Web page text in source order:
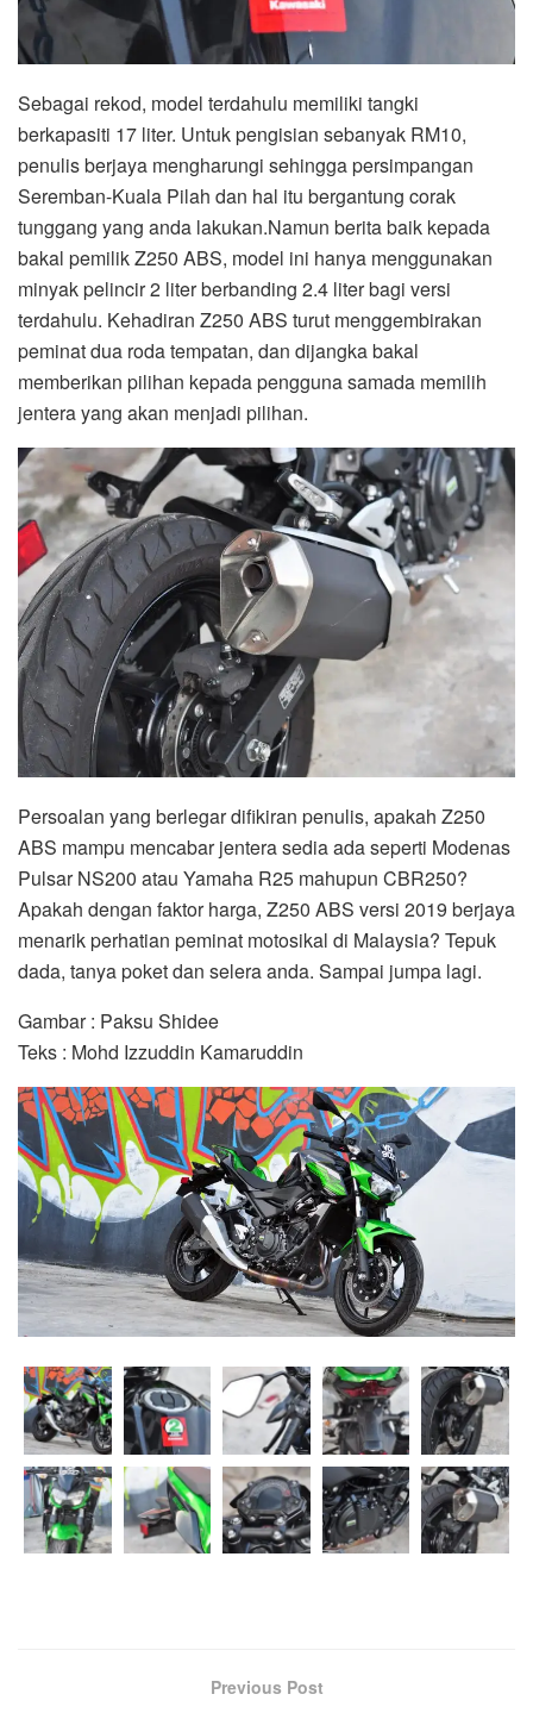
Sebagai rekod, model terdahulu memiliki tangki
berkapasiti 17 liter. Untuk pengisian sebanyak RM10,
penulis berjaya mengharungi sehingga persimpangan
Seremban-Kuala Pilah dan hal itu bergantung corak
tunggang yang anda lakukan.Namun berita baik kepada
bakal pemilik Z250 ABS, model ini hanya menggunakan
minyak pelincir 2 liter berbanding 2.4 liter bagi versi
terdahulu. Kehadiran Z250 ABS turut menggembirakan
peminat dua roda tempatan, dan dijangka bakal
memberikan pilihan kepada pengguna samada memilih
jentera yang akan menjadi pilihan.
Persoalan yang berlegar difikiran penulis, apakah Z250
ABS mampu mencabar jentera sedia ada seperti Modenas
Pulsar NS200 atau Yamaha R25 mahupun CBR250?
Apakah dengan faktor harga, Z250 ABS versi 2019 berjaya
menarik perhatian peminat motosikal di Malaysia? Tepuk
dada, tanya poket dan selera anda. Sampai jumpa lagi.
Gambar : Paksu Shidee
Teks : Mohd Izzuddin Kamaruddin
Previous Post